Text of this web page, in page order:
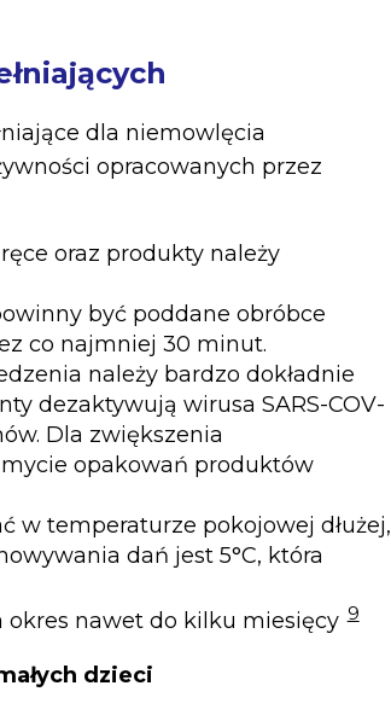
dla niemowlęcia
opracowanych przez
oraz produkty należy
być poddane obróbce
co najmniej 30 minut.
należy bardzo dokładnie
dezaktywują wirusa SARS-COV-
Dla zwiększenia
opakowań produktów
w temperaturze pokojowej dłużej,
dań jest 5°C, która
nawet do kilku miesięcy 9
dzieci